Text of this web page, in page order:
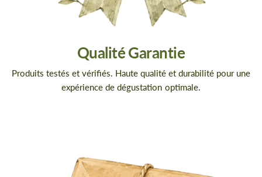
Qualité Garantie
Produits testés et vérifiés. Haute qualité et durabilité pour une
expérience de dégustation optimale.